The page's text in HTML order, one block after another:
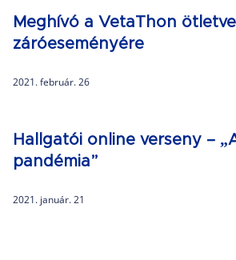
Meghívó a VetaThon
záróeseményére
2021. február. 26
Hallgatói online verseny –
pandémia”
2021. január. 21